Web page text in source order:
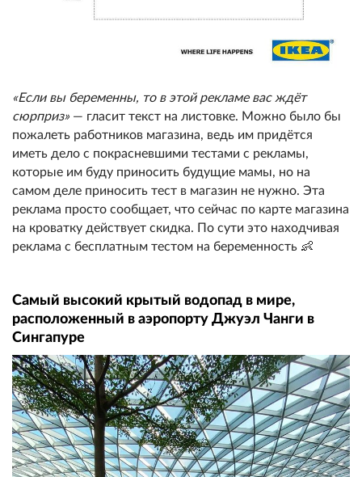
«Если вы беременны, то в этой рекламе вас ждёт
сюрприз» — гласит текст на листовке. Можно было бы
пожалеть работников магазина, ведь им придётся
иметь дело с покрасневшими тестами с рекламы,
которые им буду приносить будущие мамы, но на
самом деле приносить тест в магазин не нужно. Эта
реклама просто сообщает, что сейчас по карте магазина
на кроватку действует скидка. По сути это находчивая
реклама с бесплатным тестом на беременность 👶
Самый высокий крытый водопад в мире,
расположенный в аэропорту Джуэл Чанги в
Сингапуре